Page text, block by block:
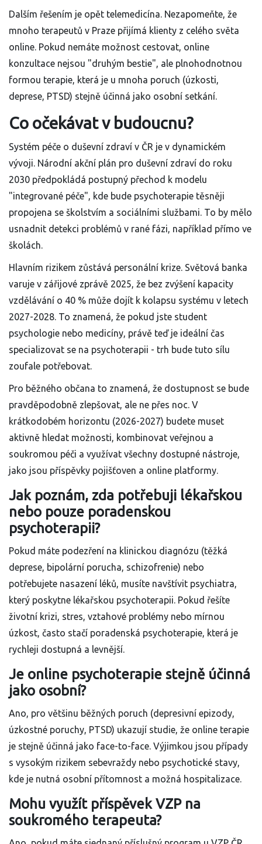
Dalším řešením je opět telemedicína. Nezapomeňte, že
mnoho terapeutů v Praze přijímá klienty z celého světa
online. Pokud nemáte možnost cestovat, online
konzultace nejsou "druhým bestie", ale plnohodnotnou
formou terapie, která je u mnoha poruch (úzkosti,
deprese, PTSD) stejně účinná jako osobní setkání.
Co očekávat v budoucnu?
Systém péče o duševní zdraví v ČR je v dynamickém
vývoji. Národní akční plán pro duševní zdraví do roku
2030 předpokládá postupný přechod k modelu
"integrované péče", kde bude psychoterapie těsněji
propojena se školstvím a sociálními službami. To by mělo
usnadnit detekci problémů v rané fázi, například přímo ve
školách.
Hlavním rizikem zůstává personální krize. Světová banka
varuje v zářijové zprávě 2025, že bez zvýšení kapacity
vzdělávání o 40 % může dojít k kolapsu systému v letech
2027-2028. To znamená, že pokud jste student
psychologie nebo medicíny, právě teď je ideální čas
specializovat se na psychoterapii - trh bude tuto sílu
zoufale potřebovat.
Pro běžného občana to znamená, že dostupnost se bude
pravděpodobně zlepšovat, ale ne přes noc. V
krátkodobém horizontu (2026-2027) budete muset
aktivně hledat možnosti, kombinovat veřejnou a
soukromou péči a využívat všechny dostupné nástroje,
jako jsou příspěvky pojišťoven a online platformy.
Jak poznám, zda potřebuji lékařskou
nebo pouze poradenskou
psychoterapii?
Pokud máte podezření na klinickou diagnózu (těžká
deprese, bipolární porucha, schizofrenie) nebo
potřebujete nasazení léků, musíte navštívit psychiatra,
který poskytne lékařskou psychoterapii. Pokud řešíte
životní krizi, stres, vztahové problémy nebo mírnou
úzkost, často stačí poradenská psychoterapie, která je
rychleji dostupná a levnější.
Je online psychoterapie stejně účinná
jako osobní?
Ano, pro většinu běžných poruch (depresivní epizody,
úzkostné poruchy, PTSD) ukazují studie, že online terapie
je stejně účinná jako face-to-face. Výjimkou jsou případy
s vysokým rizikem sebevraždy nebo psychotické stavy,
kde je nutná osobní přítomnost a možná hospitalizace.
Mohu využít příspěvek VZP na
soukromého terapeuta?